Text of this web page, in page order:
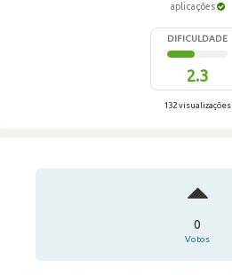
aplicações
DIFICULDADE
2.3
132 visualizações
0
Votos